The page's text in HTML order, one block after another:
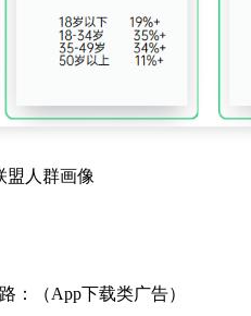
盟人群画像
：（App下载类广告）